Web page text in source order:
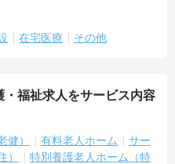
在宅医療 その他
福祉求人をサービス内容
健） 有料老人ホーム
サー
）
特別養護老人ホーム（特